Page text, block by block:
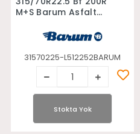
M+S Barum Asfalt
31570225-L512252BARUM
Stokta Yok